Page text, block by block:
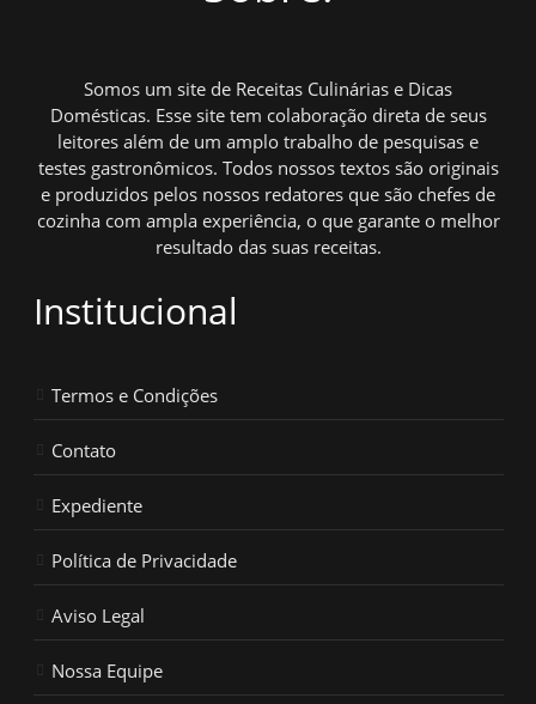
Somos um site de Receitas Culinárias e Dicas
Domésticas. Esse site tem colaboração direta de seus
leitores além de um amplo trabalho de pesquisas e
testes gastronômicos. Todos nossos textos são originais
e produzidos pelos nossos redatores que são chefes de
cozinha com ampla experiência, o que garante o melhor
resultado das suas receitas.
Institucional
Termos e Condições
Contato
Expediente
Política de Privacidade
Aviso Legal
Nossa Equipe